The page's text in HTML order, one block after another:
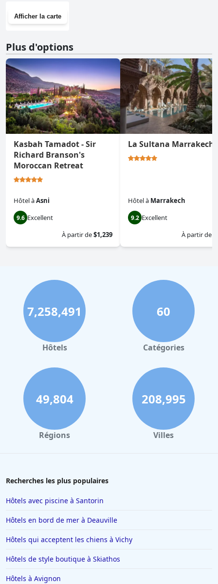
Afficher la carte
Plus d'options
Kasbah Tamadot - Sir
Richard Branson's
Moroccan Retreat
HôtelàAsni
9.6 Excellent
À partir de$1,239
La Sultana Marrakech
Hôtelà Marrakech
9.2 Excellent
À partir de
7,258,491
Hôtels
60
Catégories
49,804
Régions
208,995
Villes
Recherches les plus populaires
Hôtels avec piscine à Santorin
Hôtels en bord de mer à Deauville
Hôtels qui acceptent les chiens à Vichy
Hôtels de style boutique à Skiathos
Hôtels à Avignon